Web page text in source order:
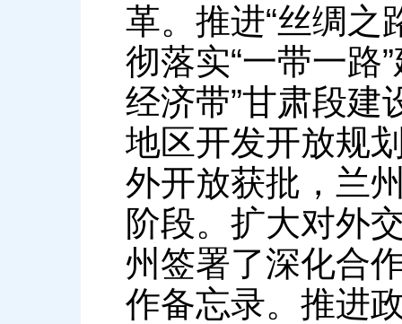
革。推进“丝绸之
彻落实“一带一路
经济带”甘肃段建
地区开发开放规
外开放获批，兰
阶段。扩大对外
州签署了深化合
作备忘录。推进